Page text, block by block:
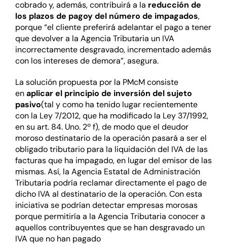
cobrado y, además, contribuirá a la reducción de
los plazos de pagoy del número de impagados,
porque “el cliente preferirá adelantar el pago a tener
que devolver a la Agencia Tributaria un IVA
incorrectamente desgravado, incrementado además
con los intereses de demora”, asegura.
La solución propuesta por la PMcM consiste
enaplicarel principio de inversión del sujeto
pasivo(tal y como ha tenido lugar recientemente
con la Ley 7/2012, que ha modificado la Ley 37/1992,
en su art. 84. Uno. 2º f), de modo que el deudor
moroso destinatario de la operación pasará a ser el
obligado tributario para la liquidación del IVA de las
facturas que ha impagado, en lugar del emisor de las
mismas. Así, la Agencia Estatal de Administración
Tributaria podría reclamar directamente el pago de
dicho IVA al destinatario de la operación. Con esta
iniciativa se podrían detectar empresas morosas
porque permitiría a la Agencia Tributaria conocer a
aquellos contribuyentes que se han desgravado un
IVA que no han pagado